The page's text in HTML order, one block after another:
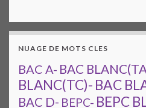
NUAGE DE MOTS CLES
BAC A- BAC
BLANC(TC)- BAC
BAC D- BEPC- BEPC